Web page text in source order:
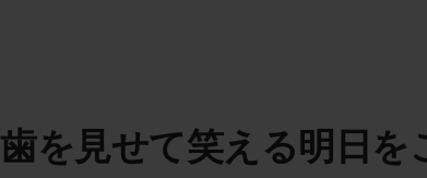
歯を見せて笑える明日を